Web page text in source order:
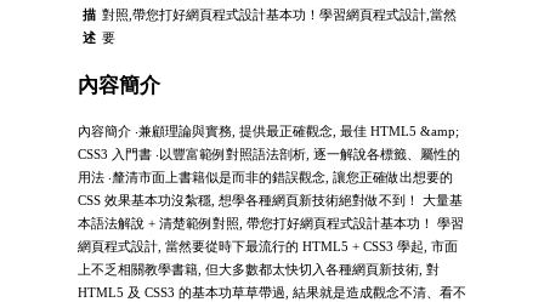
描
述
對照,帶您打好網頁程式設計基本功！學習網頁程式設計,當然
要
內容簡介
內容簡介 ‧兼顧理論與實務, 提供最正確觀念, 最佳 HTML5 &amp;
CSS3 入門書 ‧以豐富範例對照語法剖析, 逐一解說各標籤、屬性的
用法 ‧釐清市面上書籍似是而非的錯誤觀念, 讓您正確做出想要的
CSS 效果基本功沒紮穩, 想學各種網頁新技術絕對做不到！ 大量基
本語法解說 + 清楚範例對照, 帶您打好網頁程式設計基本功！ 學習
網頁程式設計, 當然要從時下最流行的 HTML5 + CSS3 學起, 市面
上不乏相關教學書籍, 但大多數都太快切入各種網頁新技術, 對
HTML5 及 CSS3 的基本功草草帶過, 結果就是造成觀念不清、看不